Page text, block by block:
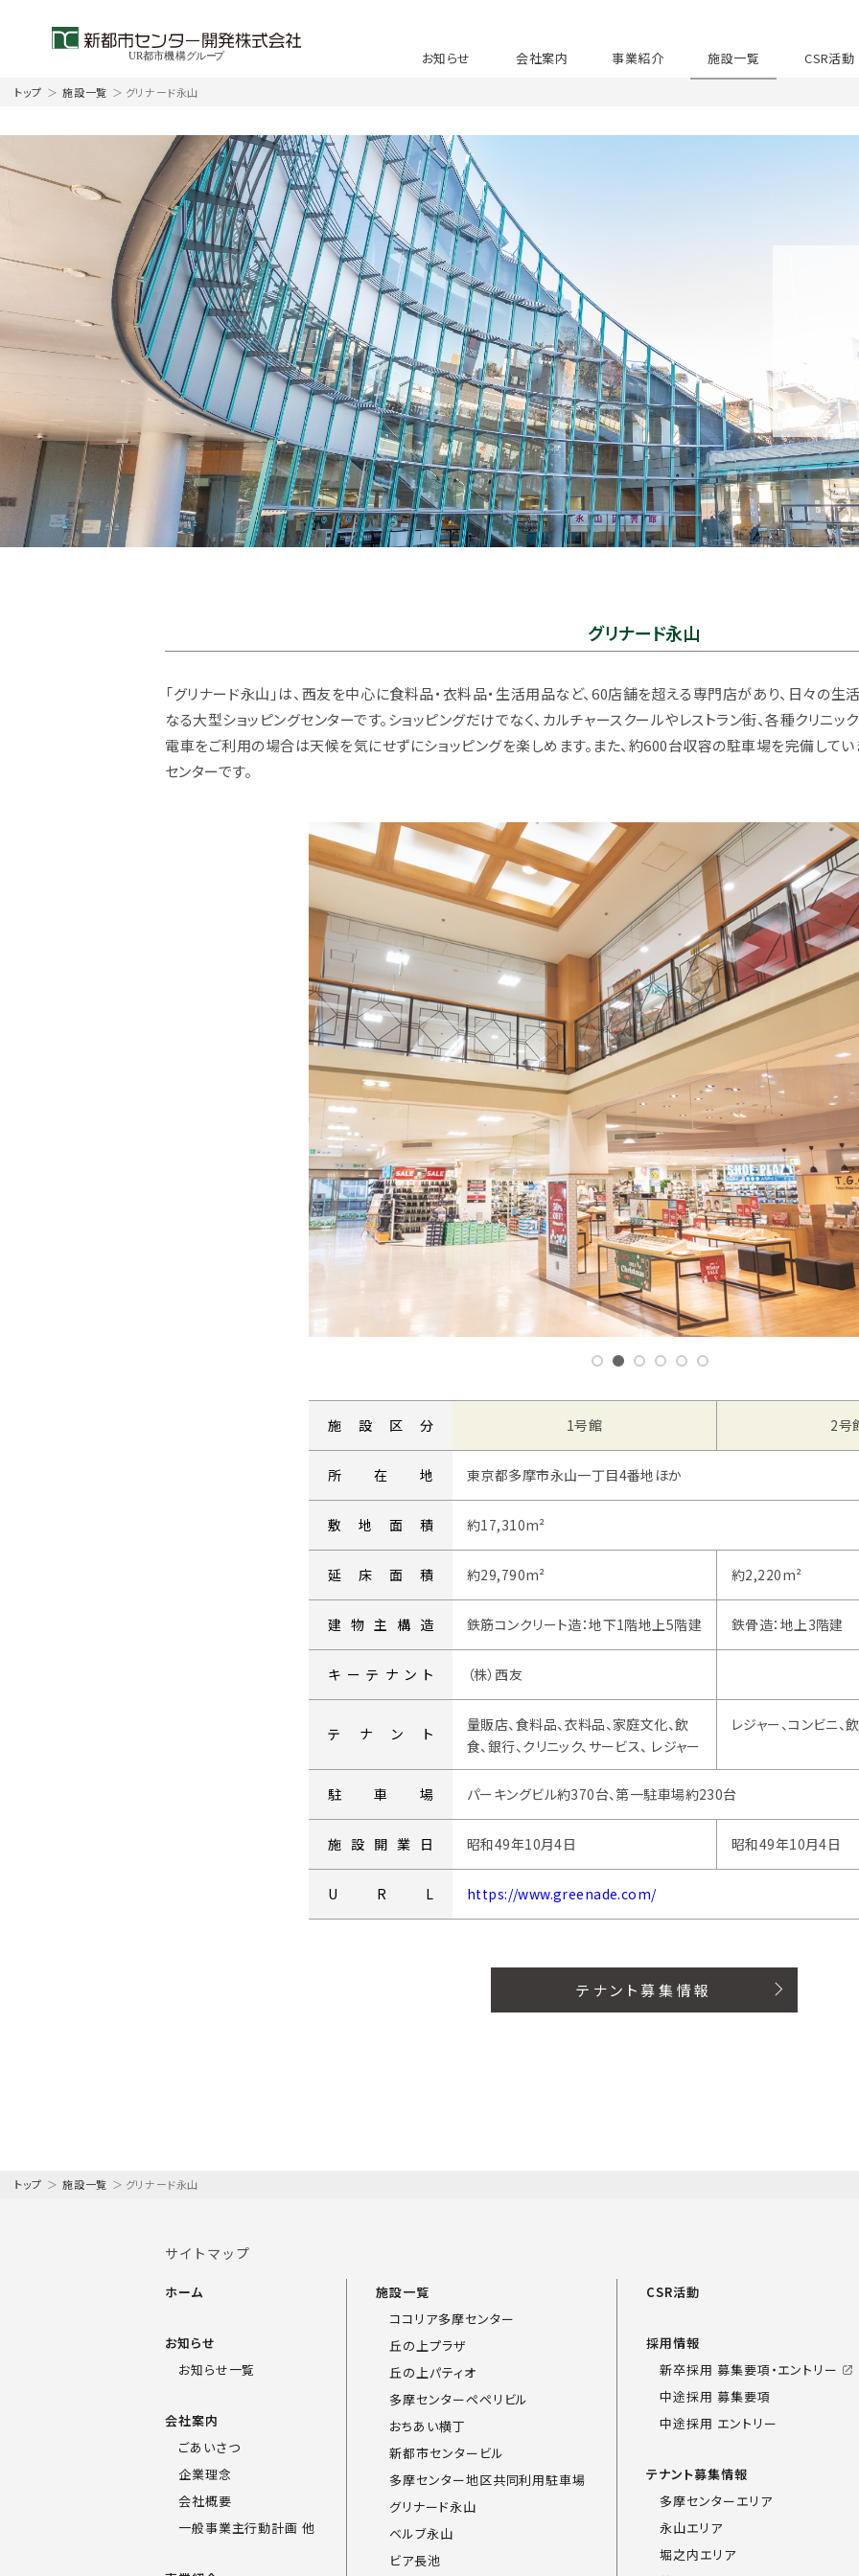
お知らせ 会社案内 事業紹介 施設一覧 CSR活動
トップ ＞ 施設一覧 ＞ グリナード永山
グリナード永山
「グリナード永山」は、西友を中心に食料品・衣料品・生活用品など、60店舗を超える専門店があり、日々の
なる大型ショッピングセンターです。ショッピングだけでなく、カルチャースクールやレストラン街、各種クリニッ
電車をご利用の場合は天候を気にせずにショッピングを楽しめます。また、約600台収容の駐車場を完備してい
センターです。
施設区分 1号館 2号
所在地 東京都多摩市永山一丁目4番地ほか
敷地面積 約17,310m²
延床面積 約29,790m² 約2,220m²
建物主構造 鉄筋コンクリート造：地下1階地上5階建 鉄骨造：地上3階建
キーテナント （株）西友
テナント
量販店、食料品、衣料品、家庭文化、飲
食、銀行、クリニック、サービス、 レジャー
レジャー、コンビニ、
駐車場 パーキングビル約370台、第一駐車場約230台
施設開業日 昭和49年10月4日 昭和49年10月4日
U R L https://www.greenade.com/
テナント募集情報
トップ ＞ 施設一覧 ＞ グリナード永山
サイトマップ
ホーム
お知らせ
お知らせ一覧
会社案内
ごあいさつ
企業理念
会社概要
一般事業主行動計画 他
施設一覧
ココリア多摩センター
丘の上プラザ
丘の上パティオ
多摩センターペペリビル
おちあい横丁
新都市センタービル
多摩センター地区共同利用駐車場
グリナード永山
ベルブ永山
ビア長池
CSR活動
採用情報
新卒採用 募集要項・エントリー
中途採用 募集要項
中途採用 エントリー
テナント募集情報
多摩センターエリア
永山エリア
堀之内エリア